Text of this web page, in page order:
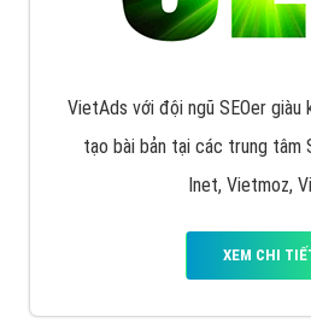
VietAds với đội ngũ SEOer giàu
tạo bài bản tại các trung tâm
Inet, Vietmoz,
XEM CHI